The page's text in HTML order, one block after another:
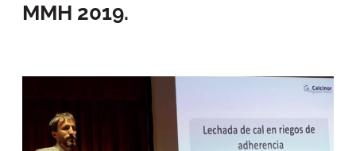
MMH 2019.